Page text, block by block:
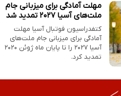
مهلت آمادگی برای میزبانی جام
ملت‌های آسیا ۲۰۲۷ تمدید شد
کتفدراسیون فوتبال آسیا مهلت
آمادگی برای میزبانی جام ملت‌های
آسیا ۲۰۲۷ را تا پایان ماه ژوئن ۲۰۲۰
تمدید کرد.